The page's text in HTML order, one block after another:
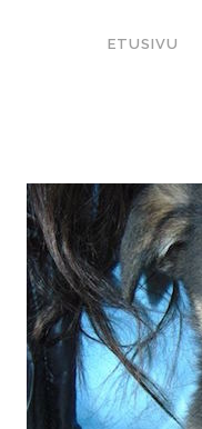
ETUSIVU